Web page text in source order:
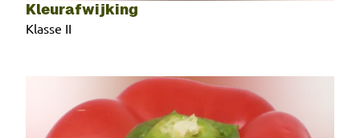
Kleurafwijking
Klasse II